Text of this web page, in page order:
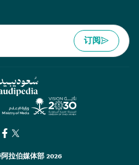
订阅
拉伯媒体部 2026